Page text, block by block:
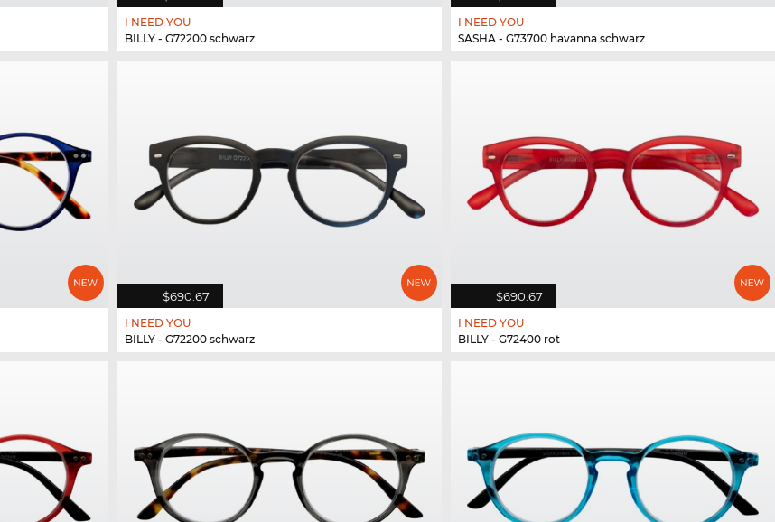
I NEED YOU
BILLY - G72200 schwarz
I NEED YOU
SASHA - G73700 havanna schwarz
$690.67
I NEED YOU
BILLY - G72200 schwarz
$690.67
I NEED YOU
BILLY - G72400 rot